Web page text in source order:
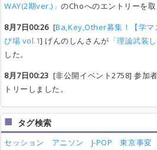
WAY(2期ver.)」のChoへのエントリーを取
8月7日00:26[Ba,Key,Other募集！【学マ
び場 vol.1] げんのしんさんが 「理論武装し
した。
8月7日00:23 [非公開イベント2758] 参加
トリーしました。
タグ検索
セッション アニソン J-POP 東京事変